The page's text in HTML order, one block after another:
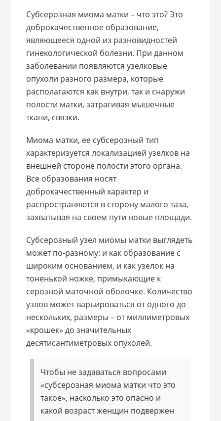
Субсерозная миома матки – что это? Это
доброкачественное образование,
являющееся одной из разновидностей
гинекологической болезни. При данном
заболевании появляются узелковые
опухоли разного размера, которые
располагаются как внутри, так и снаружи
полости матки, затрагивая мышечные
ткани, связки.
Миома матки, ее субсерозный тип
характеризуется локализацией узелков на
внешней стороне полости этого органа.
Все образования носят
доброкачественный характер и
распространяются в сторону малого таза,
захватывая на своем пути новые площади.
Субсерозный узел миомы матки выглядеть
может по-разному: и как образование с
широким основанием, и как узелок на
тоненькой ножке, примыкающие к
серозной маточной оболочке. Количество
узлов может варьироваться от одного до
нескольких, размеры – от миллиметровых
«крошек» до значительных
десятисантиметровых опухолей.
Чтобы не задаваться вопросами
«субсерозная миома матки что это
такое», насколько это опасно и
какой возраст женщин подвержен